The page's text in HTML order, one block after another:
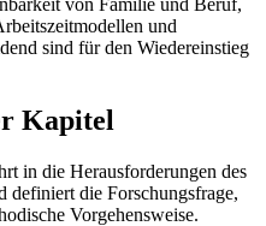
von Familie und Beruf,
und
sind für den Wiedereinstieg
Kapitel
in die Herausforderungen des
definiert die Forschungsfrage,
Vorgehensweise.